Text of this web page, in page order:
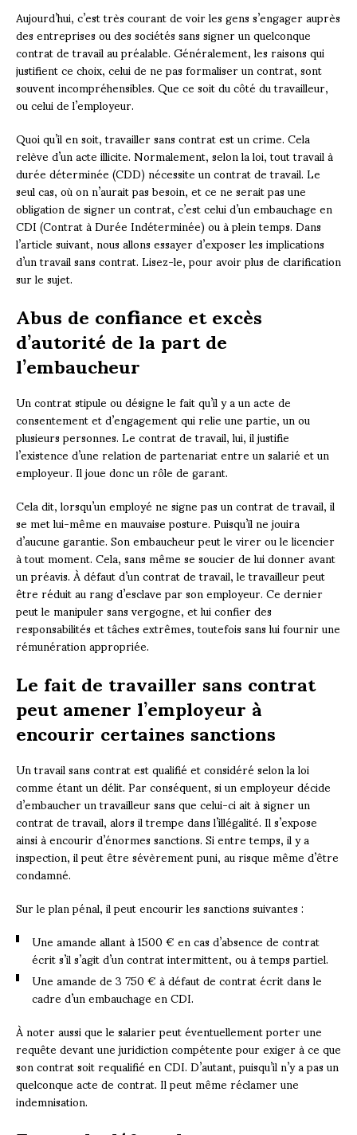
Aujourd’hui, c’est très courant de voir les gens s’engager auprès
des entreprises ou des sociétés sans signer un quelconque
contrat de travail au préalable. Généralement, les raisons qui
justifient ce choix, celui de ne pas formaliser un contrat, sont
souvent incompréhensibles. Que ce soit du côté du travailleur,
ou celui de l’employeur.
Quoi qu’il en soit, travailler sans contrat est un crime. Cela
relève d’un acte illicite. Normalement, selon la loi, tout travail à
durée déterminée (CDD) nécessite un contrat de travail. Le
seul cas, où on n’aurait pas besoin, et ce ne serait pas une
obligation de signer un contrat, c’est celui d’un embauchage en
CDI (Contrat à Durée Indéterminée) ou à plein temps. Dans
l’article suivant, nous allons essayer d’exposer les implications
d’un travail sans contrat. Lisez-le, pour avoir plus de clarification
sur le sujet.
Abus de confiance et excès
d’autorité de la part de
l’embaucheur
Un contrat stipule ou désigne le fait qu’il y a un acte de
consentement et d’engagement qui relie une partie, un ou
plusieurs personnes. Le contrat de travail, lui, il justifie
l’existence d’une relation de partenariat entre un salarié et un
employeur. Il joue donc un rôle de garant.
Cela dit, lorsqu’un employé ne signe pas un contrat de travail, il
se met lui-même en mauvaise posture. Puisqu’il ne jouira
d’aucune garantie. Son embaucheur peut le virer ou le licencier
à tout moment. Cela, sans même se soucier de lui donner avant
un préavis. À défaut d’un contrat de travail, le travailleur peut
être réduit au rang d’esclave par son employeur. Ce dernier
peut le manipuler sans vergogne, et lui confier des
responsabilités et tâches extrêmes, toutefois sans lui fournir une
rémunération appropriée.
Le fait de travailler sans contrat
peut amener l’employeur à
encourir certaines sanctions
Un travail sans contrat est qualifié et considéré selon la loi
comme étant un délit. Par conséquent, si un employeur décide
d’embaucher un travailleur sans que celui-ci ait à signer un
contrat de travail, alors il trempe dans l’illégalité. Il s’expose
ainsi à encourir d’énormes sanctions. Si entre temps, il y a
inspection, il peut être sévèrement puni, au risque même d’être
condamné.
Sur le plan pénal, il peut encourir les sanctions suivantes :
Une amande allant à 1500 € en cas d’absence de contrat
écrit s’il s’agit d’un contrat intermittent, ou à temps partiel.
Une amande de 3 750 € à défaut de contrat écrit dans le
cadre d’un embauchage en CDI.
À noter aussi que le salarier peut éventuellement porter une
requête devant une juridiction compétente pour exiger à ce que
son contrat soit requalifié en CDI. D’autant, puisqu’il n’y a pas un
quelconque acte de contrat. Il peut même réclamer une
indemnisation.